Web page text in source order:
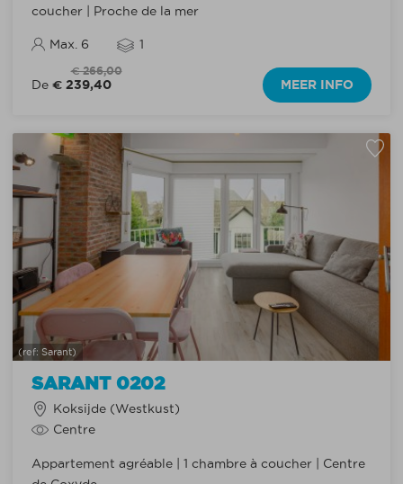
coucher | Proche de la mer
Max. 6 1
€ 266,00
De € 239,40 MEER INFO
SARANT 0202
(ref: Sarant)
Koksijde (Westkust)
Centre
Appartement agréable | 1 chambre à coucher | Centre